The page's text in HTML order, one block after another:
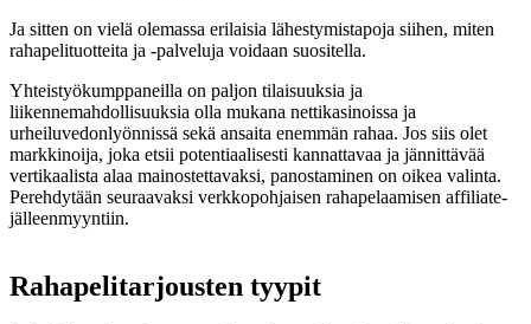
Ja sitten on vielä olemassa erilaisia lähestymistapoja siihen, miten
rahapelituotteita ja -palveluja voidaan suositella.
Yhteistyökumppaneilla on paljon tilaisuuksia ja
liikennemahdollisuuksia olla mukana nettikasinoissa ja
urheiluvedonlyönnissä sekä ansaita enemmän rahaa. Jos siis olet
markkinoija, joka etsii potentiaalisesti kannattavaa ja jännittävää
vertikaalista alaa mainostettavaksi, panostaminen on oikea valinta.
Perehdytään seuraavaksi verkkopohjaisen rahapelaamisen affiliate-
jälleenmyyntiin.
Rahapelitarjousten tyypit